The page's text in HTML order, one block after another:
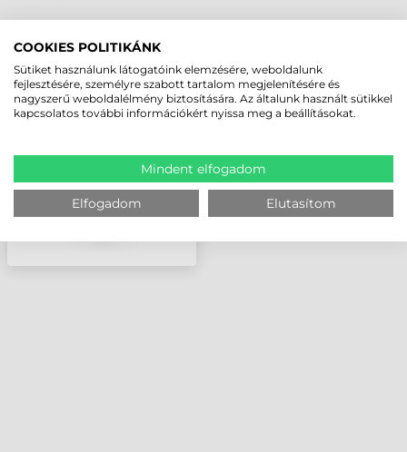
AF TISZTÍTÓSZER,
GUMIHENGER TISZTÍTÓ
(MINDEN TÍPUSÚ
GUMIHENGER
TISZÍTÁSÁRA/JAVÍTÁSÁRA)
COOKIES POLITIKÁNK
Sütiket használunk látogatóink elemzésére, weboldalunk
fejlesztésére, személyre szabott tartalom megjelenítésére és
nagyszerű weboldalélmény biztosítására. Az általunk használt sütikkel
kapcsolatos további információkért nyissa meg a beállításokat.
Mindent elfogadom
Elfogadom Elutasítom